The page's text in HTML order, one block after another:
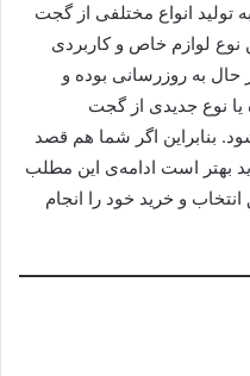
تولید انواع مختلفی از گجت
نوع لوازم خاص و کاربردی
به روزرسانی بوده و
نوع جدیدی از گجت
بنابراین اگر شما هم قصد
بهتر است ادامه‌ی این مطلب
انتخاب و خرید خود را انجام